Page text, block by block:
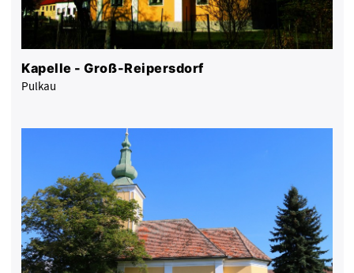
Kapelle - Groß-Reipersdorf
Pulkau